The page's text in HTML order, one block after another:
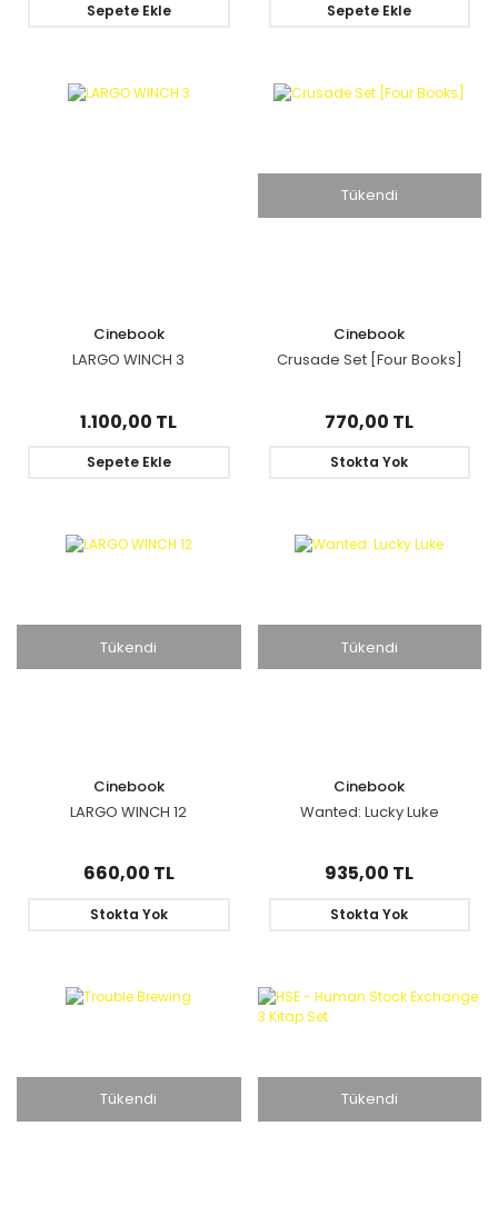
Sepete Ekle Sepete Ekle
Cinebook
LARGO WINCH 3
1.100,00 TL
Sepete Ekle
Tükendi
Cinebook
Crusade Set [Four Books]
770,00 TL
Stokta Yok
Tükendi
Cinebook
LARGO WINCH 12
660,00 TL
Stokta Yok
Tükendi
Cinebook
Wanted: Lucky Luke
935,00 TL
Stokta Yok
Tükendi Tükendi